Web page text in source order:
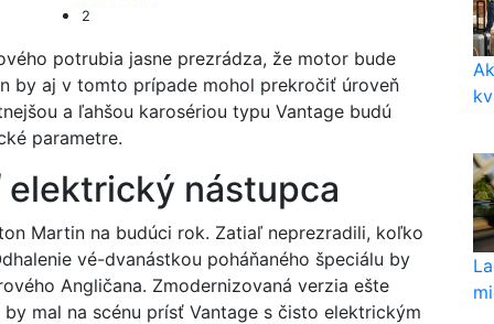
2
potrubia jasne prezrádza, že motor bude
by aj v tomto prípade mohol prekročiť úroveň
a ľahšou karosériou typu Vantage budú
parametre.
nástupca
Martin na budúci rok. Zatiaľ neprezradili, koľko
vé-dvanástkou poháňaného špeciálu by
Angličana. Zmodernizovaná verzia ešte
mal na scénu prísť Vantage s čisto elektrickým